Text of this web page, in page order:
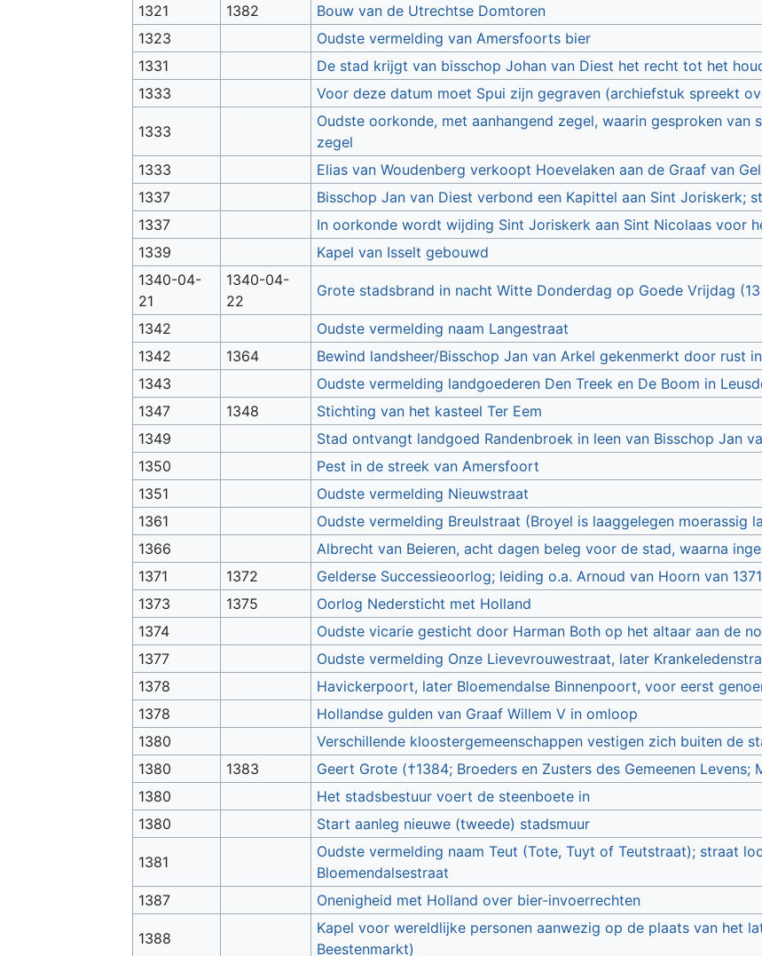
1321
1382
Bouw van de Utrechtse Domtoren
1323
Oudste vermelding van Amersfoorts bier
1331
De stad krijgt van bisschop Johan van Diest het recht tot het
1333
Voor deze datum moet Spui zijn gegraven (archiefstuk spreekt
1333
Oudste oorkonde, met aanhangend zegel, waarin gesproken van
zegel
1333
Elias van Woudenberg verkoopt Hoevelaken aan de Graaf van
1337
Bisschop Jan van Diest verbond een Kapittel aan Sint Joriskerk;
1337
In oorkonde wordt wijding Sint Joriskerk aan Sint Nicolaas voor
1339
Kapel van Isselt gebouwd
1340-04-
21
1340-04-
22
Grote stadsbrand in nacht Witte Donderdag op Goede Vrijdag
1342
Oudste vermelding naam Langestraat
1342
1364
Bewind landsheer/Bisschop Jan van Arkel gekenmerkt door rust
1343
Oudste vermelding landgoederen Den Treek en De Boom in
1347
1348
Stichting van het kasteel Ter Eem
1349
Stad ontvangt landgoed Randenbroek in leen van Bisschop Jan
1350
Pest in de streek van Amersfoort
1351
Oudste vermelding Nieuwstraat
1361
Oudste vermelding Breulstraat (Broyel is laaggelegen moerassig
1366
Albrecht van Beieren, acht dagen beleg voor de stad, waarna
1371
1372
Gelderse Successieoorlog; leiding o.a. Arnoud van Hoorn van
1373
1375
Oorlog Nedersticht met Holland
1374
Oudste vicarie gesticht door Harman Both op het altaar aan de
1377
Oudste vermelding Onze Lievevrouwestraat, later
1378
Havickerpoort, later Bloemendalse Binnenpoort, voor eerst
1378
Hollandse gulden van Graaf Willem V in omloop
1380
Verschillende kloostergemeenschappen vestigen zich buiten de
1380
1383
Geert Grote (†1384; Broeders en Zusters des Gemeenen
1380
Het stadsbestuur voert de steenboete in
1380
Start aanleg nieuwe (tweede) stadsmuur
1381
Oudste vermelding naam Teut (Tote, Tuyt of Teutstraat); straat
Bloemendalsestraat
1387
Onenigheid met Holland over bier-invoerrechten
1388
Kapel voor wereldlijke personen aanwezig op de plaats van het
Beestenmarkt)